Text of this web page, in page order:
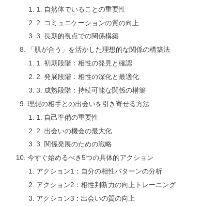
1. 自然体でいることの重要性
2. コミュニケーションの質の向上
3. 長期的視点での関係構築
「肌が合う」を活かした理想的な関係の構築法
1. 初期段階：相性の発見と確認
2. 発展段階：相性の深化と最適化
3. 成熟段階：持続可能な関係の構築
理想の相手との出会いを引き寄せる方法
1. 自己準備の重要性
2. 出会いの機会の最大化
3. 関係発展のための戦略
今すぐ始めるべき5つの具体的アクション
アクション1：自分の相性パターンの分析
アクション2：相性判断力の向上トレーニング
アクション3：出会いの質の向上